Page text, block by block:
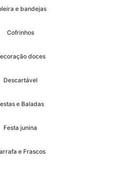
e bandejas
Cofrinhos
doces
Descartável
e Baladas
Festa junina
e Frascos